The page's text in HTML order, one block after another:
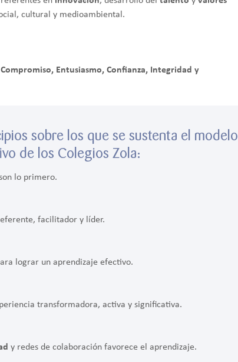
cultural y medioambiental.
Compromiso, Entusiasmo, Confianza, Integridad y
sobre los que se sustenta el modelo
de los Colegios Zola:
lo primero.
facilitador y líder.
lograr un aprendizaje efectivo.
transformadora, activa y significativa.
y redes de colaboración favorece el aprendizaje.